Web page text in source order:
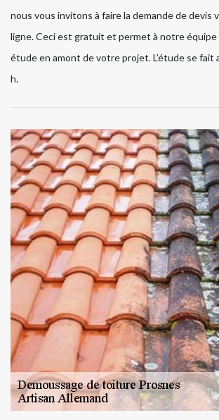
nous vous invitons à faire la demande de devis
ligne. Ceci est gratuit et permet à notre équipe
étude en amont de votre projet. L’étude se fait
h.